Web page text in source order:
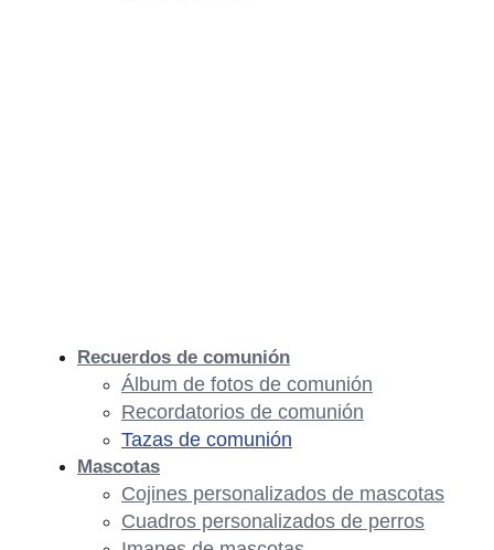
Recuerdos de comunión
Álbum de fotos de comunión
Recordatorios de comunión
Tazas de comunión
Mascotas
Cojines personalizados de mascotas
Cuadros personalizados de perros